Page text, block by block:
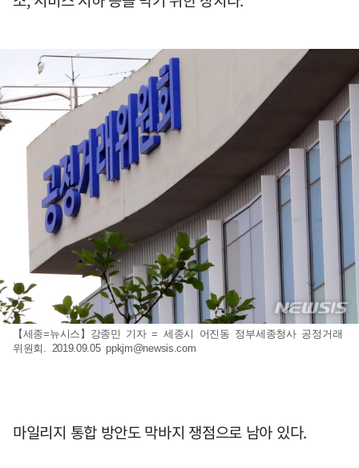
【세종=뉴시스】강종민 기자 = 세종시 어진동 정부세종청사 공정거래
위원회. 2019.09.05ppkjm@newsis.com
마일리지 통합 방안도 막바지 쟁점으로 남아 있다.